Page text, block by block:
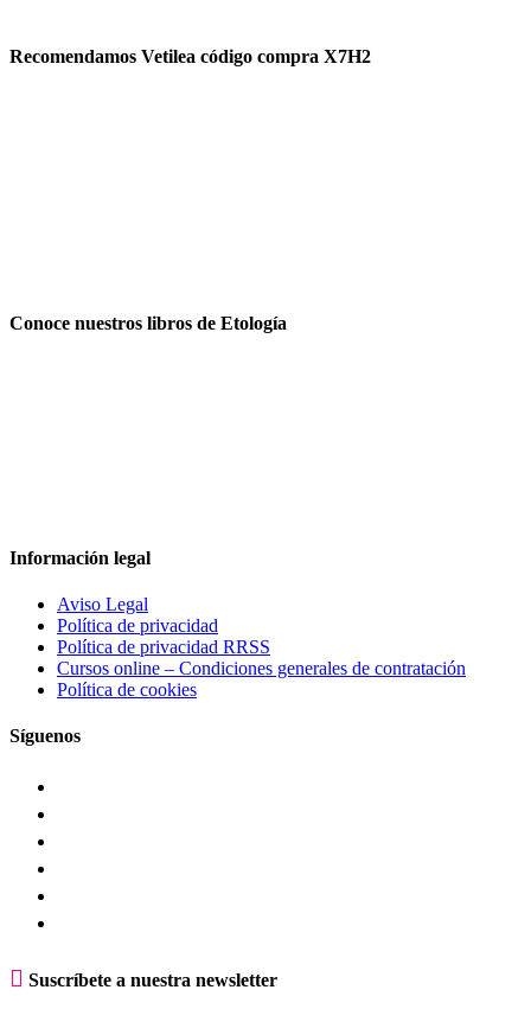
Recomendamos Vetilea código compra X7H2
Conoce nuestros libros de Etología
Información legal
Aviso Legal
Política de privacidad
Política de privacidad RRSS
Cursos online – Condiciones generales de contratación
Política de cookies
Síguenos
 Suscríbete a nuestra newsletter